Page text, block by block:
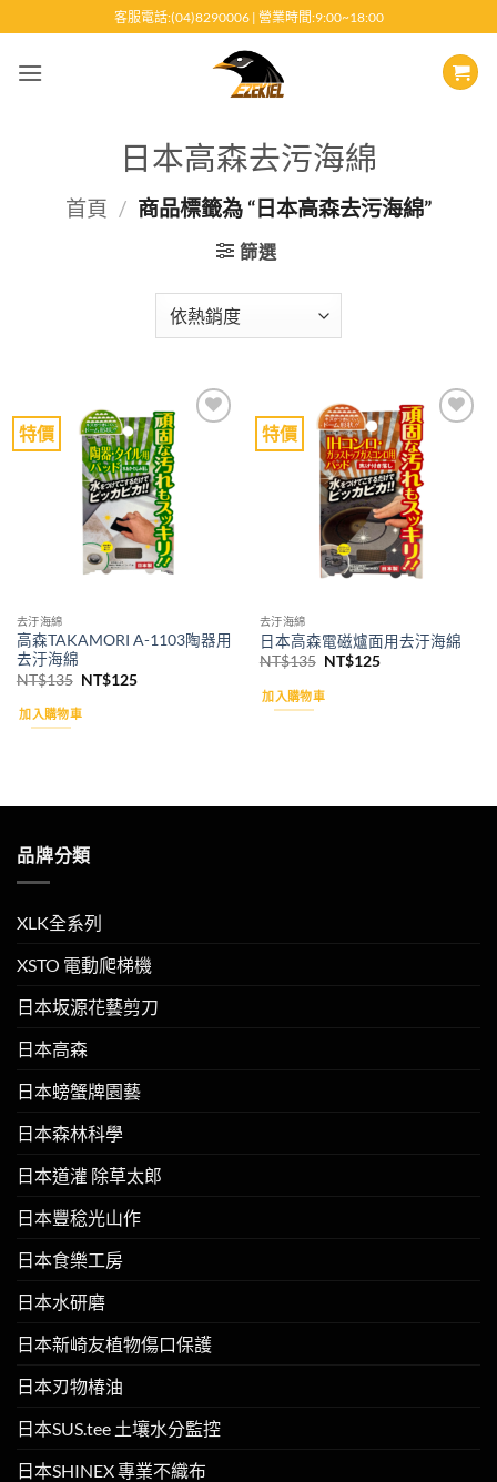
至
客服電話:(04)8290006 | 營業時間:9:00~18:00
日本高森去污海綿
首頁 / 商品標籤為 “日本高森去污海綿”
篩選
特價
去汙海綿
高森TAKAMORI A-1103陶器用
去汙海綿
NT$135 原
價
格：
NT$125目
加入購物車
特價
去汙海綿
日本高森電磁爐面用去汙海綿
NT$135 原
價
格：
NT$125目
加入購物車
品牌分類
XLK全系列
XSTO 電動爬梯機
日本坂源花藝剪刀
日本高森
日本螃蟹牌園藝
日本森林科學
日本道灌 除草太郎
日本豐稔光山作
日本食樂工房
日本水研磨
日本新崎友植物傷口保護
日本刃物椿油
日本SUS.tee 土壤水分監控
日本SHINEX 專業不織布